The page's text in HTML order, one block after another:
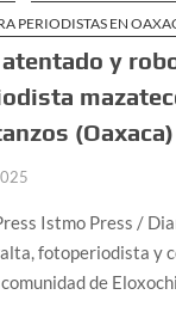
PERIODISTAS EN
y
(Oaxaca)
Istmo Press /
fotoperiodista y
de